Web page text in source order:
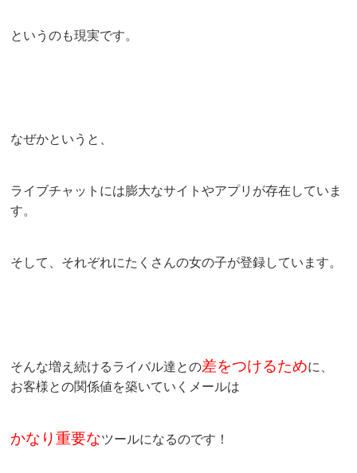
というのも現実です。
なぜかというと、
ライブチャットには膨大なサイトやアプリが存在していま
す。
そして、それぞれにたくさんの女の子が登録しています。
そんな増え続けるライバル達との差をつけるために、
お客様との関係値を築いていくメールは
かなり重要なツールになるのです！